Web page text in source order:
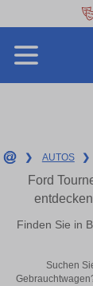
❯ AUTOS ❯
Ford
Finden Sie in
Suchen